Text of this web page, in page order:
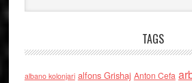
TAGS
albano kolonjari alfons Grishaj Anton Cefa